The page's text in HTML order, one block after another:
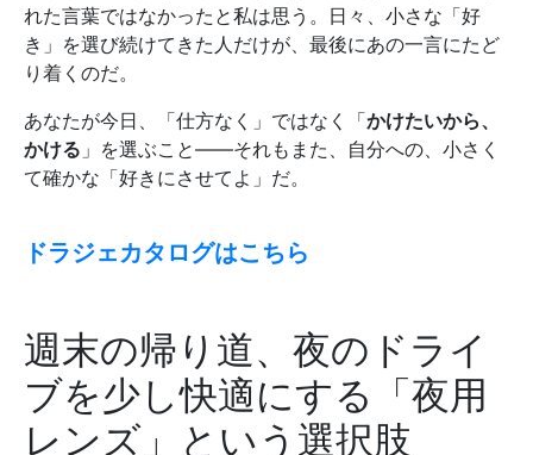
れた言葉ではなかったと私は思う。日々、小さな「好
き」を選び続けてきた人だけが、最後にあの一言にたど
り着くのだ。
あなたが今日、「仕方なく」ではなく「かけたいから、
かける 」を選ぶこと——それもまた、自分への、小さく
て確かな「好きにさせてよ」だ。
ドラジェカタログはこちら
週末の帰り道、夜のドライ
ブを少し快適にする「夜用
レンズ」という選択肢